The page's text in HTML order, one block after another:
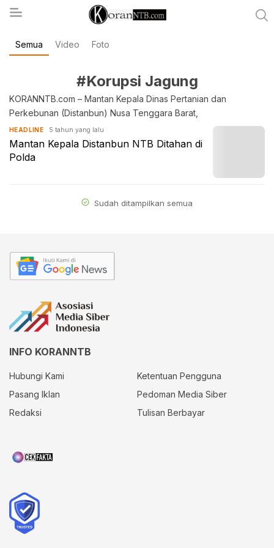
koranntb.com
Semua Video Foto
#Korupsi Jagung
KORANNTB.com – Mantan Kepala Dinas Pertanian dan
Perkebunan (Distanbun) Nusa Tenggara Barat,
HEADLINE 5 tahun yang lalu
Mantan Kepala Distanbun NTB Ditahan di
Polda
Sudah ditampilkan semua
INFO KORANNTB
Hubungi Kami
Ketentuan Pengguna
Pasang Iklan
Pedoman Media Siber
Redaksi
Tulisan Berbayar